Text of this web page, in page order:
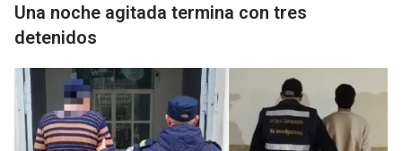
Una noche agitada termina con tres
detenidos